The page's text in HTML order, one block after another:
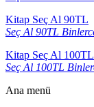
Kitap Seç Al 90TL
Seç Al 90TL
Kitap Seç Al 100TL
Seç Al 100TL
Ana menü